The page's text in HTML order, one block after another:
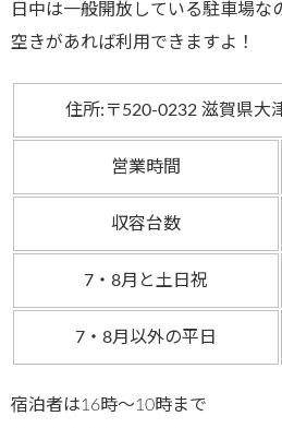
日中は一般開放している駐車場な
空きがあれば利用できますよ！
住所:〒520-0232 滋賀県大
営業時間
収容台数
7・8月と土日祝
7・8月以外の平日
宿泊者は16時～10時まで